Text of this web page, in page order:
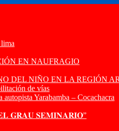
EN NAUFRAGIO
DEL NIÑO EN LA REGIÓN
de vías
Yarabamba – Cocachacra
𝐆𝐑𝐀𝐔 𝐒𝐄𝐌𝐈𝐍𝐀𝐑𝐈𝐎”